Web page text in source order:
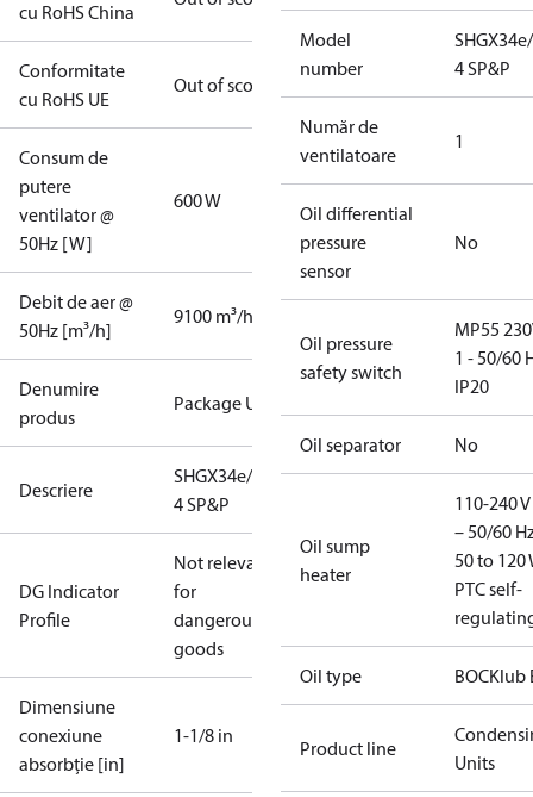
cu RoHS China
Conformitate
cu RoHS UE
Out of scope
Consum de
putere
ventilator @
50Hz [W]
600 W
Debit de aer @
50Hz [m³/h]
9100 m³/h
Denumire
produs
Package Unit
Descriere
SHGX34e/255-
4 SP&P
DG Indicator
Profile
Not relevant
for
dangerous
goods
Dimensiune
conexiune
absorbție [in]
1-1/8 in
Model
number
4 SP&P
Număr de
ventilatoare
1
Oil differential
pressure
sensor
No
Oil pressure
safety switch
MP55
1 - 50/60
IP20
Oil separator No
Oil sump
heater
110-240
– 50/60
50 to 120
PTC self-
Oil type BOCKlub
Product line
Units